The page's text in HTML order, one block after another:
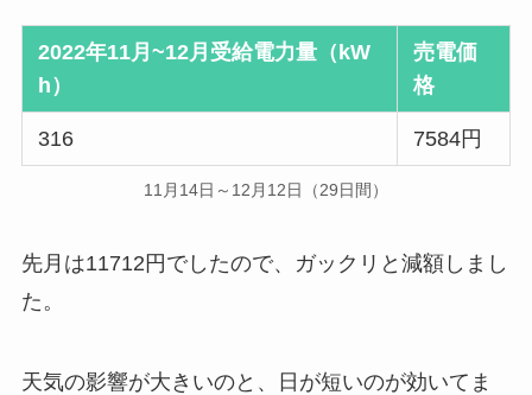
2022年11月~12月受給電力量（kW
h）
売電価
格
316 7584円
11月14日～12月12日（29日間）
先月は11712円でしたので、ガックリと減額しまし
た。
天気の影響が大きいのと、日が短いのが効いてま